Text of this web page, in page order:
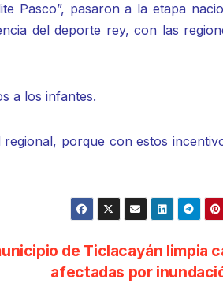
Pasco”, pasaron a la etapa
del deporte rey, con las
a los infantes.
porque con estos
de Ticlacayán limpia
afectadas por